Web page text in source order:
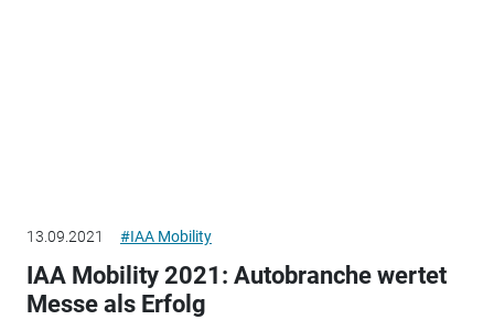
13.09.2021 #IAA Mobility
IAA Mobility 2021: Autobranche wertet
Messe als Erfolg